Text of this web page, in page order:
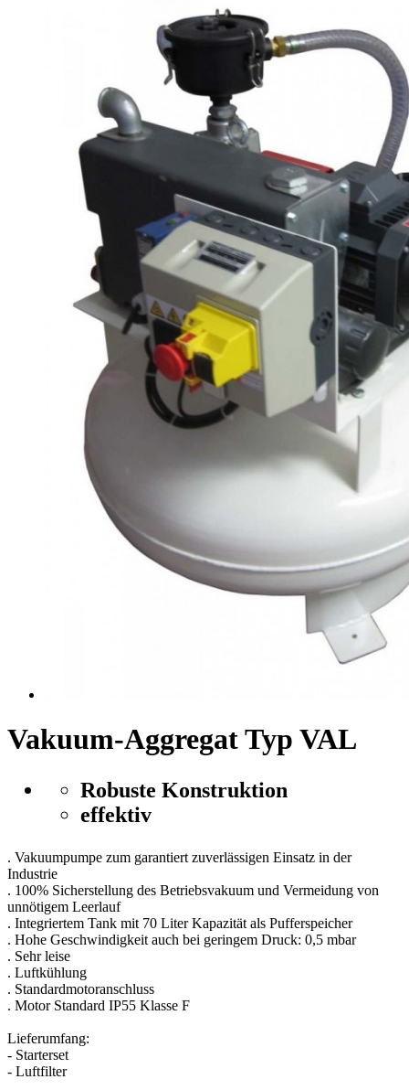
Vakuum-Aggregat Typ VAL
Robuste Konstruktion
effektiv
. Vakuumpumpe zum garantiert zuverlässigen Einsatz in der
Industrie
. 100% Sicherstellung des Betriebsvakuum und Vermeidung von
unnötigem Leerlauf
. Integriertem Tank mit 70 Liter Kapazität als Pufferspeicher
. Hohe Geschwindigkeit auch bei geringem Druck: 0,5 mbar
. Sehr leise
. Luftkühlung
. Standardmotoranschluss
. Motor Standard IP55 Klasse F
Lieferumfang:
- Starterset
- Luftfilter